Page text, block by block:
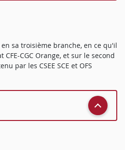
sa troisième branche, en ce qu'il
CGC Orange, et sur le second
par les CSEE SCE et OFS